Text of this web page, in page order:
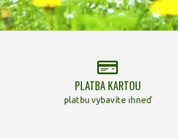
PLATBA KARTOU
platbu vybavíte ihneď